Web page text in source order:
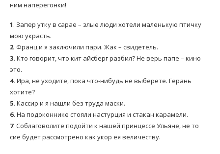
ним наперегонки!
1. Запер утку в сарае – злые люди хотели маленькую птичку
мою украсть.
2. Франц и я заключили пари. Жак – свидетель.
3. Кто говорит, что кит айсберг разбил? Не верь папе – кино
это.
4. Ира, не уходите, пока что-нибудь не выберете. Герань
хотите?
5. Кассир и я нашли без труда маски.
6. На подоконнике стояли настурция и стакан карамели.
7. Соблаговолите подойти к нашей принцессе Ульяне, не то
сие будет рассмотрено как укор ея величеству.